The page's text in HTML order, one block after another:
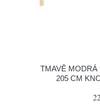
TMAVĚ
205 CM